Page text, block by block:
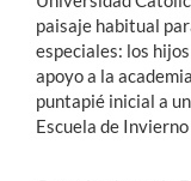
paisaje habitual
especiales: los
apoyo a la
puntapié inicial a
Escuela de Invierno